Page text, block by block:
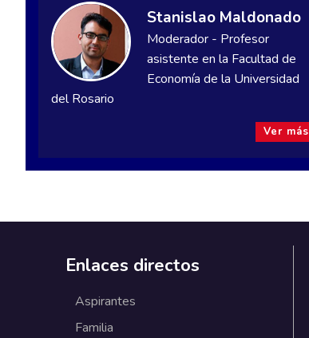
Stanislao Maldonado
Moderador - Profesor
asistente en la Facultad de
Economía de la Universidad
del Rosario
Ver más
Enlaces directos
Aspirantes
Familia